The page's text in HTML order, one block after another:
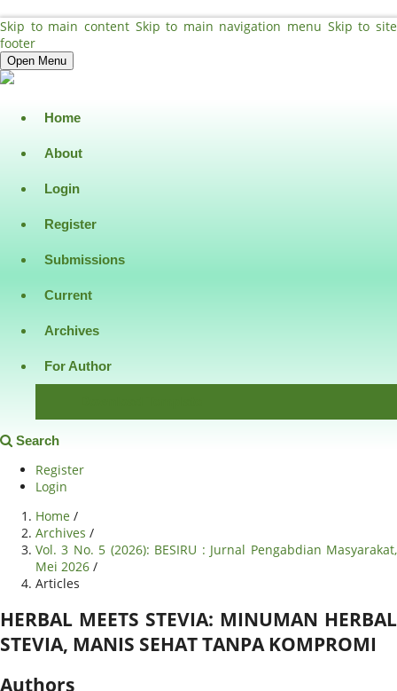
Skip to main content Skip to main navigation menu Skip to site
footer
Open Menu
Home
About
Login
Register
Submissions
Current
Archives
For Author
Search
Register
Login
Home /
Archives /
Vol. 3 No. 5 (2026): BESIRU : Jurnal Pengabdian Masyarakat,
Mei 2026 /
Articles
HERBAL MEETS STEVIA: MINUMAN HERBAL
STEVIA, MANIS SEHAT TANPA KOMPROMI
Authors